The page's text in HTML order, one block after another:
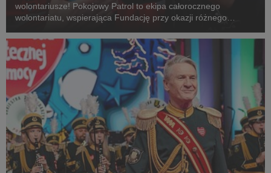
wolontariusze! Pokojowy Patrol to ekipa całorocznego
wolontariatu, wspierająca Fundację przy okazji różnego
Warszawie włączyło się aż 665 członków Pokojoweg...